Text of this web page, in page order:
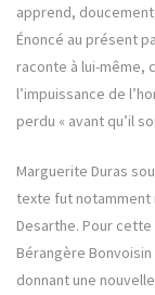
apprend,
Énoncé au présent
raconte à lui-même,
l’impuissance de
perdu « avant qu’il
Marguerite Duras
texte fut notamment
Desarthe. Pour
Bérangère
donnant une